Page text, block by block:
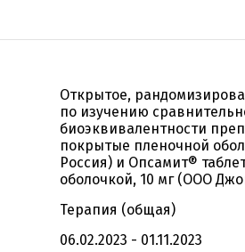
Открытое,
по изучению
биоэквивалентности
покрытые пленочной
Россия) и Опсамит®
оболочкой, 10 мг (ООО
Терапия (общая)
06.02.2023 - 01.11.2023